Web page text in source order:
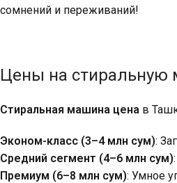
сомнений и переживаний!
Цены на стиральную
Стиральная машина цена в
Эконом-класс (3–4 млн сум):
Средний сегмент (4–6 млн сум)
Премиум (6–8 млн сум): Умное